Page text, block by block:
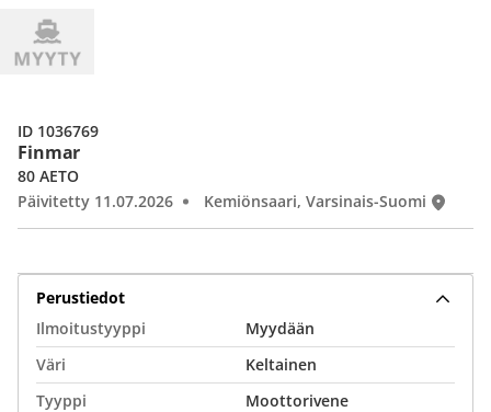
Finmar
80 AETO
Päivitetty 11.07.2026
Kemiönsaari, Varsinais-Suomi
ID 1036769
Perustiedot
Ilmoitustyyppi
Myydään
Väri
Keltainen
Tyyppi
Moottorivene